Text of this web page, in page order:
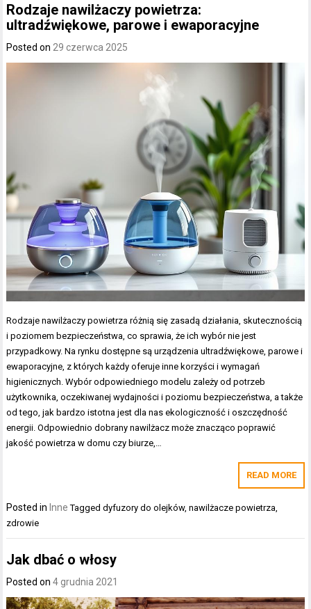
Rodzaje nawilżaczy powietrza:
ultradźwiękowe, parowe i ewaporacyjne
Posted on 29 czerwca 2025
Rodzaje nawilżaczy powietrza różnią się zasadą działania, skutecznością
i poziomem bezpieczeństwa, co sprawia, że ich wybór nie jest
przypadkowy. Na rynku dostępne są urządzenia ultradźwiękowe, parowe i
ewaporacyjne, z których każdy oferuje inne korzyści i wymagań
higienicznych. Wybór odpowiedniego modelu zależy od potrzeb
użytkownika, oczekiwanej wydajności i poziomu bezpieczeństwa, a także
od tego, jak bardzo istotna jest dla nas ekologiczność i oszczędność
energii. Odpowiednio dobrany nawilżacz może znacząco poprawić
jakość powietrza w domu czy biurze,…
READ MORE
Posted in Inne Taggeddyfuzory do olejków,nawilżacze powietrza
zdrowie
Jak dbać o włosy
Posted on4 grudnia 2021